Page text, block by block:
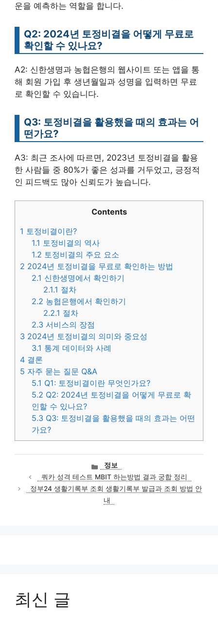
운을 예측하는 역할을 합니다.
Q2: 2024년 토정비결을 어떻게 무료로
확인할 수 있나요?
A2: 신한생명과 농협은행의 웹사이트 또는 앱을 통
해 회원 가입 후 생년월일과 성명을 입력하면 무료
로 확인할 수 있습니다.
Q3: 토정비결을 활용했을 때의 효과는 어
떤가요?
A3: 최근 조사에 따르면, 2023년 토정비결을 활용
한 사람들 중 80%가 좋은 성과를 거두었고, 긍정적
인 피드백도 많아 신뢰도가 높습니다.
Contents
1 토정비결이란?
1.1 토정비결의 역사
1.2 토정비결의 주요 요소
2 2024년 토정비결을 무료로 확인하는 방법
2.1 신한생명에서 확인하기
2.1.1 절차
2.2 농협은행에서 확인하기
2.2.1 절차
2.3 서비스의 장점
3 2024년 토정비결의 의미와 중요성
3.1 통계 데이터와 사례
4 결론
5 자주 묻는 질문 Q&A
5.1 Q1: 토정비결이란 무엇인가요?
5.2 Q2: 2024년 토정비결을 어떻게 무료로 확
인할 수 있나요?
5.3 Q3: 토정비결을 활용했을 때의 효과는 어떤
가요?
카
테
고
리
정보
쿼카 성격 테스트 MBIT 하는방법 결과 궁합 정리
정부24 생활기록부 조회 생활기록부 발급과 조회 방법 안
내
최신 글